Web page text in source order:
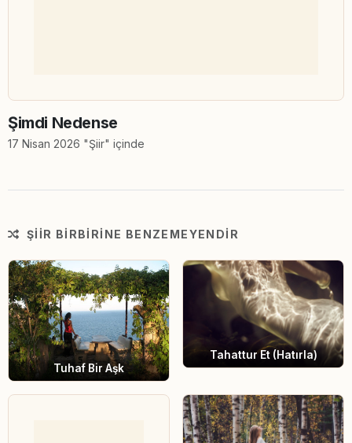
Şimdi Nedense
17 Nisan 2026 "Şiir" içinde
ŞIIR BIRBIRINE BENZEMEYENDIR
Tuhaf Bir Aşk
Tahattur Et (Hatırla)